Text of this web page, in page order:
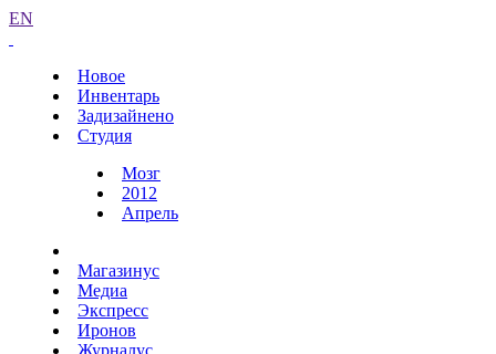
EN
Новое
Инвентарь
Задизайнено
Студия
Мозг
2012
Апрель
Магазинус
Медиа
Экспресс
Иронов
Журналус